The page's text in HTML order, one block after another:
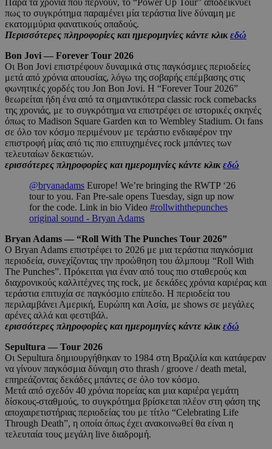
Παρά τα χρόνια που περνούν, το “Power Up Tour” αποδεικνύει
πως το συγκρότημα παραμένει μία τεράστια live δύναμη με
εκατομμύρια φανατικούς οπαδούς.
Περισσότερες πληροφορίες και ημερομηνίες κάντε κλικεδώ
Bon Jovi — Forever Tour 2026
Οι Bon Jovi επιστρέφουν δυναμικά στις παγκόσμιες περιοδείες
μετά από χρόνια απουσίας, λόγω της σοβαρής επέμβασης στις
φωνητικές χορδές του Jon Bon Jovi. Η “Forever Tour 2026”
θεωρείται ήδη ένα από τα σημαντικότερα classic rock comebacks
της χρονιάς, με το συγκρότημα να επιστρέφει σε ιστορικές σκηνές
όπως το Madison Square Garden και το Wembley Stadium. Οι fans
σε όλο τον κόσμο περιμένουν με τεράστιο ενδιαφέρον την
επιστροφή μίας από τις πιο επιτυχημένες rock μπάντες των
τελευταίων δεκαετιών.
ερισσότερες πληροφορίες και ημερομηνίες κάντε κλικεδώ
@bryanadams Europe! We’re bringing the RWTP ‘26
tour to you. Fan Pre-sale opens Tuesday, sign up now
for the code. Link in bio Video #rollwiththepunches
original sound - Bryan Adams
Bryan Adams — “Roll With The Punches Tour 2026”
Ο Bryan Adams επιστρέφει το 2026 με μια τεράστια παγκόσμια
περιοδεία, συνεχίζοντας την προώθηση του άλμπουμ “Roll With
The Punches”. Πρόκειται για έναν από τους πιο σταθερούς και
διαχρονικούς καλλιτέχνες της rock, με δεκάδες χρόνια καριέρας και
τεράστια επιτυχία σε παγκόσμιο επίπεδο. Η περιοδεία του
περιλαμβάνει Αμερική, Ευρώπη και Ασία, με shows σε μεγάλες
αρένες αλλά και φεστιβάλ.
ερισσότερες πληροφορίες και ημερομηνίες κάντε κλικεδώ
Sepultura — Tour 2026
Οι Sepultura δημιουργήθηκαν το 1984 στη Βραζιλία και κατάφεραν
να γίνουν παγκόσμια δύναμη στο thrash / groove / death metal,
επηρεάζοντας δεκάδες μπάντες σε όλο τον κόσμο.
Μετά από σχεδόν 40 χρόνια πορείας και μια καριέρα γεμάτη
δίσκους-σταθμούς, το συγκρότημα βρίσκεται πλέον στη φάση της
αποχαιρετιστήριας περιοδείας του με τίτλο “Celebrating Life
Through Death”, η οποία όπως έχει ανακοινωθεί θα είναι η
τελευταία τους μεγάλη live διαδρομή.